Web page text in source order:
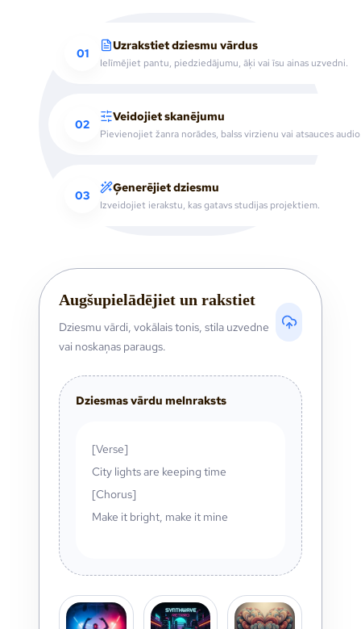
01
Uzrakstiet dziesmu vārdus
Ielīmējiet pantu, piedziedājumu, āķi vai īsu ainas uzvedni.
02
Veidojiet skanējumu
Pievienojiet žanra norādes, balss virzienu vai atsauces
03
Ģenerējiet dziesmu
Izveidojiet ierakstu, kas gatavs studijas projektiem.
Augšupielādējiet un rakstiet
Dziesmu vārdi, vokālais tonis, stila uzvedne
vai noskaņas paraugs.
Dziesmas vārdu melnraksts
[Verse]
City lights are keeping time
[Chorus]
Make it bright, make it mine